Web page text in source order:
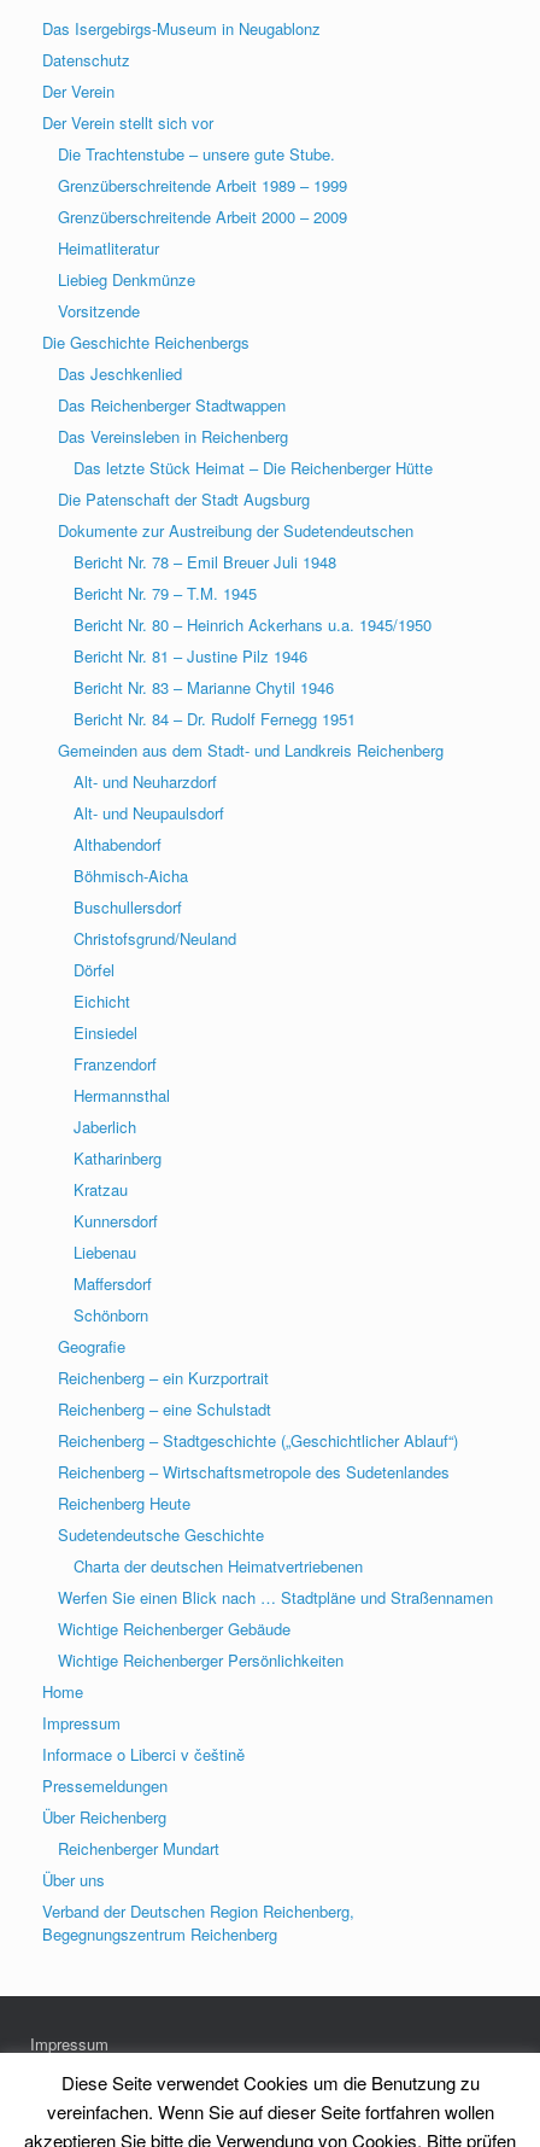
Das Isergebirgs-Museum in Neugablonz
Datenschutz
Der Verein
Der Verein stellt sich vor
Die Trachtenstube – unsere gute Stube.
Grenzüberschreitende Arbeit 1989 – 1999
Grenzüberschreitende Arbeit 2000 – 2009
Heimatliteratur
Liebieg Denkmünze
Vorsitzende
Die Geschichte Reichenbergs
Das Jeschkenlied
Das Reichenberger Stadtwappen
Das Vereinsleben in Reichenberg
Das letzte Stück Heimat – Die Reichenberger Hütte
Die Patenschaft der Stadt Augsburg
Dokumente zur Austreibung der Sudetendeutschen
Bericht Nr. 78 – Emil Breuer Juli 1948
Bericht Nr. 79 – T.M. 1945
Bericht Nr. 80 – Heinrich Ackerhans u.a. 1945/1950
Bericht Nr. 81 – Justine Pilz 1946
Bericht Nr. 83 – Marianne Chytil 1946
Bericht Nr. 84 – Dr. Rudolf Fernegg 1951
Gemeinden aus dem Stadt- und Landkreis Reichenberg
Alt- und Neuharzdorf
Alt- und Neupaulsdorf
Althabendorf
Böhmisch-Aicha
Buschullersdorf
Christofsgrund/Neuland
Dörfel
Eichicht
Einsiedel
Franzendorf
Hermannsthal
Jaberlich
Katharinberg
Kratzau
Kunnersdorf
Liebenau
Maffersdorf
Schönborn
Geografie
Reichenberg – ein Kurzportrait
Reichenberg – eine Schulstadt
Reichenberg – Stadtgeschichte („Geschichtlicher Ablauf“)
Reichenberg – Wirtschaftsmetropole des Sudetenlandes
Reichenberg Heute
Sudetendeutsche Geschichte
Charta der deutschen Heimatvertriebenen
Werfen Sie einen Blick nach … Stadtpläne und Straßennamen
Wichtige Reichenberger Gebäude
Wichtige Reichenberger Persönlichkeiten
Home
Impressum
Informace o Liberci v češtině
Pressemeldungen
Über Reichenberg
Reichenberger Mundart
Über uns
Verband der Deutschen Region Reichenberg,
Begegnungszentrum Reichenberg
Impressum
Datenschutz
Diese Seite verwendet Cookies um die Benutzung zu
vereinfachen. Wenn Sie auf dieser Seite fortfahren wollen
akzeptieren Sie bitte die Verwendung von Cookies. Bitte prüfen